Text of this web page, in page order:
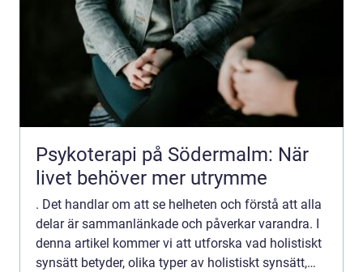
Psykoterapi på Södermalm: När
livet behöver mer utrymme
. Det handlar om att se helheten och förstå att alla
delar är sammanlänkade och påverkar varandra. I
denna artikel kommer vi att utforska vad holistiskt
synsätt betyder, olika typer av holistiskt synsätt,